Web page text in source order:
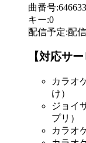
曲番号:646633
キー:0
配信予定:配
【対応サー
カラオ
け）
ジョイ
プリ）
カラオ